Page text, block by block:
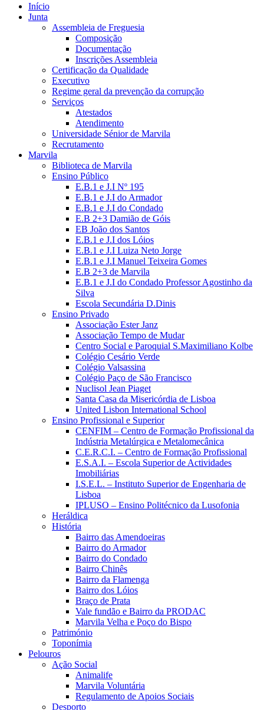
Início
Junta
Assembleia de Freguesia
Composição
Documentação
Inscrições Assembleia
Certificação da Qualidade
Executivo
Regime geral da prevenção da corrupção
Serviços
Atestados
Atendimento
Universidade Sénior de Marvila
Recrutamento
Marvila
Biblioteca de Marvila
Ensino Público
E.B.1 e J.I Nº 195
E.B.1 e J.I do Armador
E.B.1 e J.I do Condado
E.B 2+3 Damião de Góis
EB João dos Santos
E.B.1 e J.I dos Lóios
E.B.1 e J.I Luiza Neto Jorge
E.B.1 e J.I Manuel Teixeira Gomes
E.B 2+3 de Marvila
E.B.1 e J.I do Condado Professor Agostinho da
Silva
Escola Secundária D.Dinis
Ensino Privado
Associação Ester Janz
Associação Tempo de Mudar
Centro Social e Paroquial S.Maximiliano Kolbe
Colégio Cesário Verde
Colégio Valsassina
Colégio Paço de São Francisco
Nuclisol Jean Piaget
Santa Casa da Misericórdia de Lisboa
United Lisbon International School
Ensino Profissional e Superior
CENFIM – Centro de Formação Profissional da
Indústria Metalúrgica e Metalomecânica
C.E.R.C.I. – Centro de Formação Profissional
E.S.A.I. – Escola Superior de Actividades
Imobiliárias
I.S.E.L. – Instituto Superior de Engenharia de
Lisboa
IPLUSO – Ensino Politécnico da Lusofonia
Heráldica
História
Bairro das Amendoeiras
Bairro do Armador
Bairro do Condado
Bairro Chinês
Bairro da Flamenga
Bairro dos Lóios
Braço de Prata
Vale fundão e Bairro da PRODAC
Marvila Velha e Poço do Bispo
Património
Toponímia
Pelouros
Ação Social
Animalife
Marvila Voluntária
Regulamento de Apoios Sociais
Desporto